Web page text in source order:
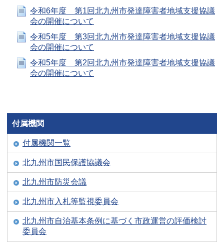
令和6年度 第1回北九州市発達障害者地域支援協議
会の開催について
令和5年度 第3回北九州市発達障害者地域支援協議
会の開催について
令和5年度 第2回北九州市発達障害者地域支援協議
会の開催について
付属機関
付属機関一覧
北九州市国民保護協議会
北九州市防災会議
北九州市入札等監視委員会
北九州市自治基本条例に基づく市政運営の評価検討
委員会